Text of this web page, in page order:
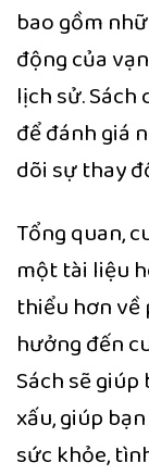
bao gồm
động của
lịch sử.
để đánh giá
dõi sự thay
Tổng quan,
một tài liệu
thiểu hơn về
hưởng đến
Sách sẽ
xấu, giúp
sức khỏe,